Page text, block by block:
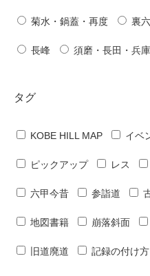
菊水・鍋蓋・再度 裏
長峰 須磨・長田・兵庫
タグ
KOBE HILL MAP イベ
ピックアップ レス
六甲今昔 参詣道
地図書籍 崩落斜面
旧道廃道 記録の付け方